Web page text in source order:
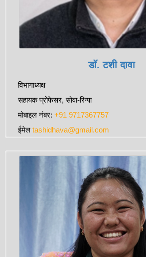
डॉ. टशी दावा
विभागाध्यक्ष
सहायक प्रोफेसर, सोवा-रिग्पा
मोबाइल नंबर: +91 9717367757
ईमेल tashidhava@gmail.com